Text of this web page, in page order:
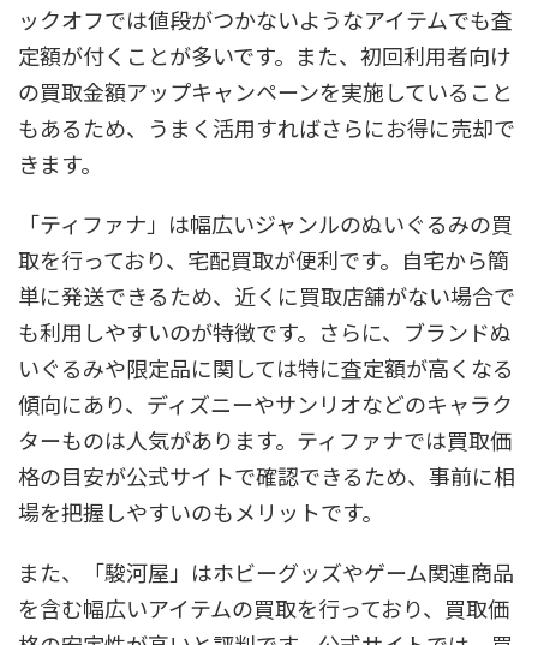
ックオフでは値段がつかないようなアイテムでも査
定額が付くことが多いです。また、初回利用者向け
の買取金額アップキャンペーンを実施していること
もあるため、うまく活用すればさらにお得に売却で
きます。
「ティファナ」は幅広いジャンルのぬいぐるみの買
取を行っており、宅配買取が便利です。自宅から簡
単に発送できるため、近くに買取店舗がない場合で
も利用しやすいのが特徴です。さらに、ブランドぬ
いぐるみや限定品に関しては特に査定額が高くなる
傾向にあり、ディズニーやサンリオなどのキャラク
ターものは人気があります。ティファナでは買取価
格の目安が公式サイトで確認できるため、事前に相
場を把握しやすいのもメリットです。
また、「駿河屋」はホビーグッズやゲーム関連商品
を含む幅広いアイテムの買取を行っており、買取価